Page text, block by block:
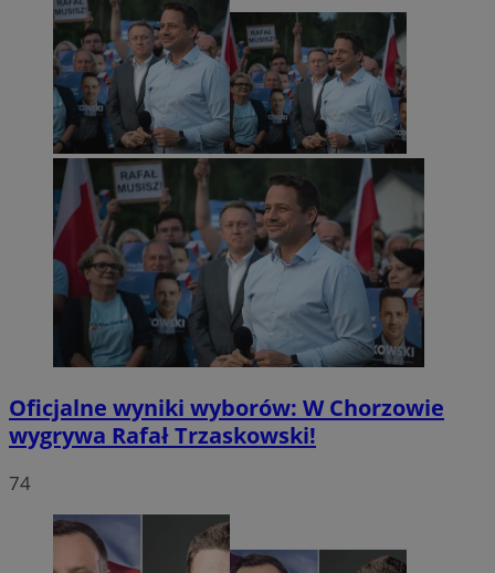
Oficjalne wyniki wyborów: W Chorzowie
wygrywa Rafał Trzaskowski!
74